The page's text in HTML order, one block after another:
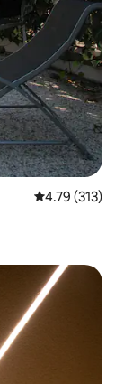
Calificación
4.79 (313)